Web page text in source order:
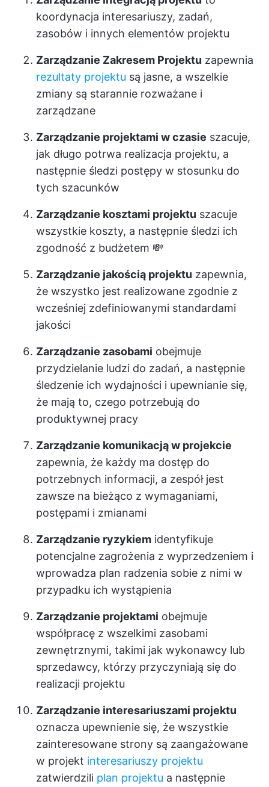
koordynacja interesariuszy, zadań,
zasobów i innych elementów projektu
Zarządzanie Zakresem Projektu zapewnia
rezultaty projektu są jasne, a wszelkie
zmiany są starannie rozważane i
zarządzane
Zarządzanie projektami w czasie szacuje,
jak długo potrwa realizacja projektu, a
następnie śledzi postępy w stosunku do
tych szacunków
Zarządzanie kosztami projektu szacuje
wszystkie koszty, a następnie śledzi ich
zgodność z budżetem 💸
Zarządzanie jakością projektu zapewnia,
że wszystko jest realizowane zgodnie z
wcześniej zdefiniowanymi standardami
jakości
Zarządzanie zasobami obejmuje
przydzielanie ludzi do zadań, a następnie
śledzenie ich wydajności i upewnianie się,
że mają to, czego potrzebują do
produktywnej pracy
Zarządzanie komunikacją w projekcie
zapewnia, że każdy ma dostęp do
potrzebnych informacji, a zespół jest
zawsze na bieżąco z wymaganiami,
postępami i zmianami
Zarządzanie ryzykiem identyfikuje
potencjalne zagrożenia z wyprzedzeniem i
wprowadza plan radzenia sobie z nimi w
przypadku ich wystąpienia
Zarządzanie projektami obejmuje
współpracę z wszelkimi zasobami
zewnętrznymi, takimi jak wykonawcy lub
sprzedawcy, którzy przyczyniają się do
realizacji projektu
Zarządzanie interesariuszami projektu
oznacza upewnienie się, że wszystkie
zainteresowane strony są zaangażowane
w projekt interesariuszy projektu
zatwierdzili plan projektu a następnie